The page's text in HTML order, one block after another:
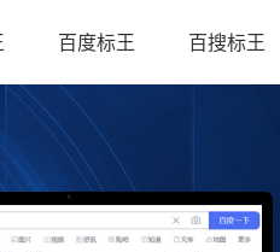
百度标王 百搜标王